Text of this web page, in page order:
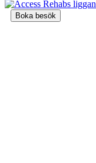
Boka besök